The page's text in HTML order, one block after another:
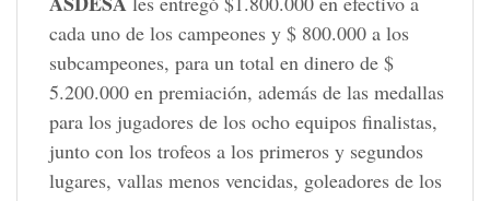
cada uno de los campeones y $ 800.000 a los
subcampeones, para un total en dinero de $
5.200.000 en premiación, además de las medallas
para los jugadores de los ocho equipos finalistas,
junto con los trofeos a los primeros y segundos
lugares, vallas menos vencidas, goleadores de los